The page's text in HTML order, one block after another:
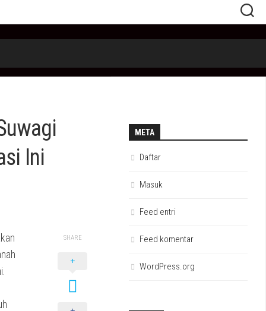
Ini
SHARE
META
Daftar
Masuk
Feed entri
Feed komentar
WordPress.org